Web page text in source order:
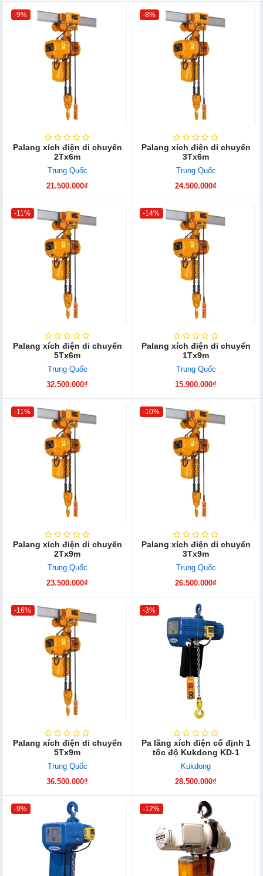
-9%
Palang xích điện di chuyển
2Tx6m
Trung Quốc
21.500.000₫
-8%
Palang xích điện di chuyển
3Tx6m
Trung Quốc
24.500.000₫
-11%
Palang xích điện di chuyển
5Tx6m
Trung Quốc
32.500.000₫
-14%
Palang xích điện di chuyển
1Tx9m
Trung Quốc
15.900.000₫
-11%
Palang xích điện di chuyển
2Tx9m
Trung Quốc
23.500.000₫
-10%
Palang xích điện di chuyển
3Tx9m
Trung Quốc
26.500.000₫
-16%
Palang xích điện di chuyển
5Tx9m
Trung Quốc
36.500.000₫
-3%
Pa lăng xích điện cố định 1
tốc độ Kukdong KD-1
Kukdong
28.500.000₫
-9% -12%